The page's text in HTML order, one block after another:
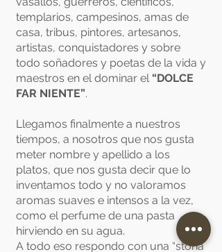
templarios, campesinos, amas de
casa, tribus, pintores, artesanos,
artistas, conquistadores y sobre
todo soñadores y poetas de la vida y
maestros en el dominar el “DOLCE
FAR NIENTE”.
Llegamos finalmente a nuestros
tiempos, a nosotros que nos gusta
meter nombre y apellido a los
platos, que nos gusta decir que lo
inventamos todo y no valoramos
aromas suaves e intensos a la vez,
como el perfume de una pasta
hirviendo en su agua.
A todo eso respondo con una “storia